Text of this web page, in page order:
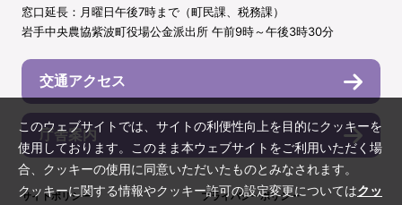
窓口延長：月曜日午後7時まで（町民課、税務課）
岩手中央農協紫波町役場公金派出所 午前9時～午後3時30分
交通アクセス
庁舎案内
サイトポリシー プライバシーポリシー
このウェブサイトでは、サイトの利便性向上を目的にクッキーを
使用しております。このまま本ウェブサイトをご利用いただく場
合、クッキーの使用に同意いただいたものとみなされます。
クッキーに関する情報やクッキー許可の設定変更についてはクッ